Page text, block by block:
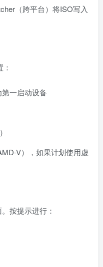
（跨平台）将ISO写入
一启动设备
V），如果计划使用虚
按提示进行：